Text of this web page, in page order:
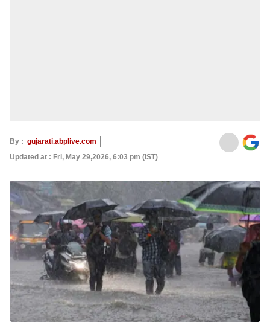
By : gujarati.abplive.com
Updated at : Fri, May 29,2026, 6:03 pm (IST)